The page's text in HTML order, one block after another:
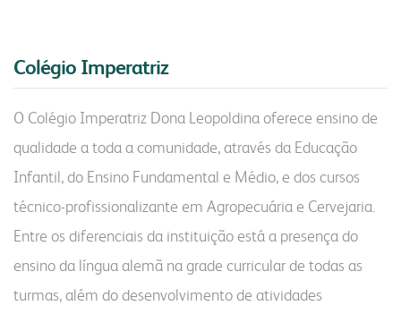
Colégio Imperatriz
O Colégio Imperatriz Dona Leopoldina oferece ensino de
qualidade a toda a comunidade, através da Educação
Infantil, do Ensino Fundamental e Médio, e dos cursos
técnico-profissionalizante em Agropecuária e Cervejaria.
Entre os diferenciais da instituição está a presença do
ensino da língua alemã na grade curricular de todas as
turmas, além do desenvolvimento de atividades